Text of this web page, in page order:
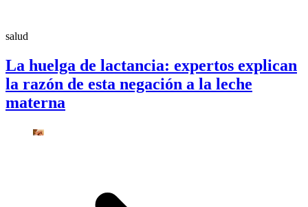
salud
La huelga de lactancia: expertos explican
la razón de esta negación a la leche
materna